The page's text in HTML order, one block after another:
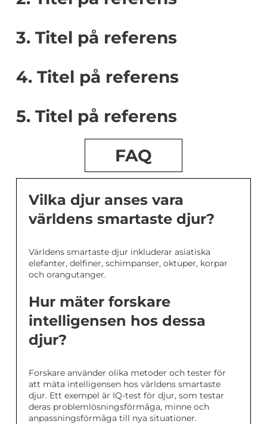
3. Titel på referens
4. Titel på referens
5. Titel på referens
FAQ
Vilka djur anses vara
världens smartaste djur?
Världens smartaste djur inkluderar asiatiska
elefanter, delfiner, schimpanser, oktuper, korpar
och orangutanger.
Hur mäter forskare
intelligensen hos dessa
djur?
Forskare använder olika metoder och tester för
att mäta intelligensen hos världens smartaste
djur. Ett exempel är IQ-test för djur, som testar
deras problemlösningsförmåga, minne och
anpassningsförmåga till nya situationer.